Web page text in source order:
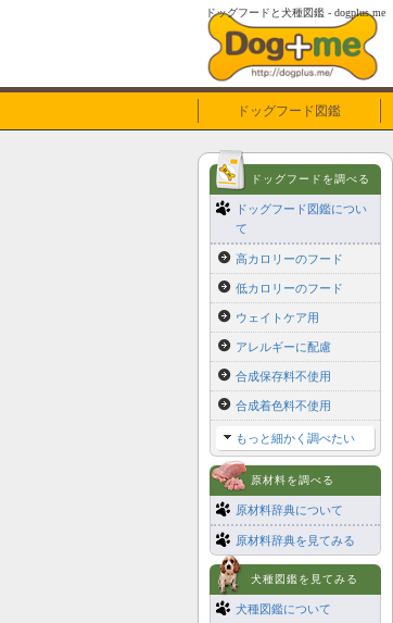
ドッグフードと犬種図鑑 - dogplus.me
ドッグフード図鑑
ドッグフードを調べる
ドッグフード図鑑につい
て
高カロリーのフード
低カロリーのフード
ウェイトケア用
アレルギーに配慮
合成保存料不使用
合成着色料不使用
もっと細かく調べたい
原材料を調べる
原材料辞典について
原材料辞典を見てみる
犬種図鑑を見てみる
犬種図鑑について